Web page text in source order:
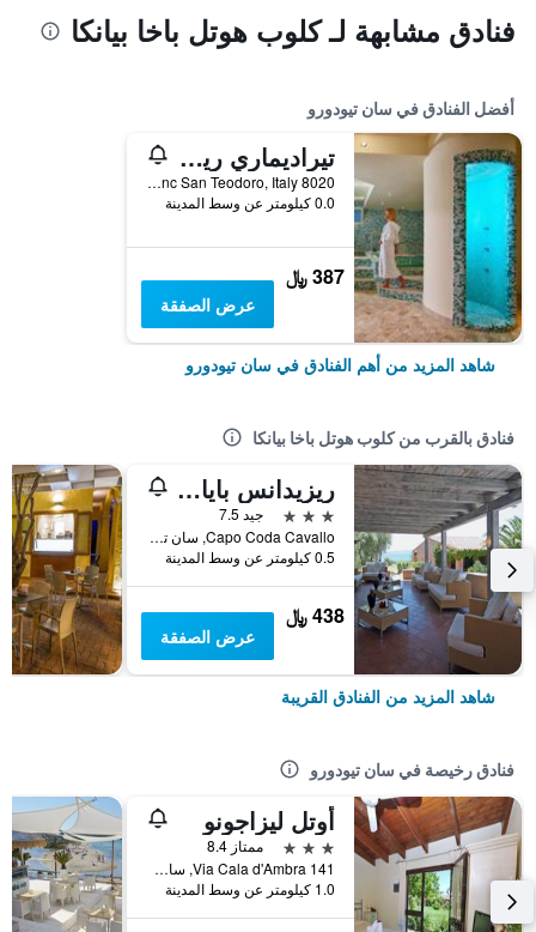
فنادق مشابهة لـ كلوب هوتل باخا بيانكا
أفضل الفنادق في سان تيودورو
تيراديماري ريزورت آند سبا
8020 Via Naviglio Snc San Teodoro, Italy, سان تيودورو, سردينيا, إيطاليا
0.0 كيلومتر عن وسط المدينة
387 ﷼
عرض الصفقة
شاهد المزيد من أهم الفنادق في سان تيودورو
فنادق بالقرب من كلوب هوتل باخا بيانكا
ريزيدانس بايا سالينيدا
3 نجوم
جيد 7.5
Capo Coda Cavallo, سان تيودورو, سردينيا, إيطاليا
0.5 كيلومتر عن وسط المدينة
438 ﷼
عرض الصفقة
شاهد المزيد من الفنادق القريبة
فنادق رخيصة في سان تيودورو
أوتل ليزاجونو
3 نجوم
ممتاز 8.4
Via Cala d'Ambra 141, سان تيودورو, سردينيا, إيطاليا
1.0 كيلومتر عن وسط المدينة